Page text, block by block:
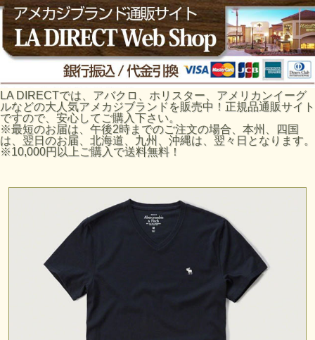
LA DIRECTでは、アバクロ、ホリスター、アメリカンイーグ
ルなどの大人気アメカジブランドを販売中！正規品通販サイト
ですので、安心してご購入下さい。
※最短のお届は、午後2時までのご注文の場合、本州、四国
は、翌日のお届、北海道、九州、沖縄は、翌々日となります。
※10,000円以上ご購入で送料無料！